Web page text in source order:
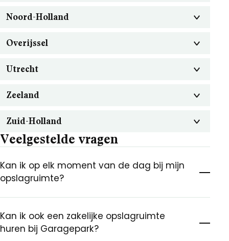
Noord-Holland
Overijssel
Utrecht
Zeeland
Zuid-Holland
Veelgestelde vragen
Kan ik op elk moment van de dag bij mijn
opslagruimte?
Kan ik ook een zakelijke opslagruimte
huren bij Garagepark?